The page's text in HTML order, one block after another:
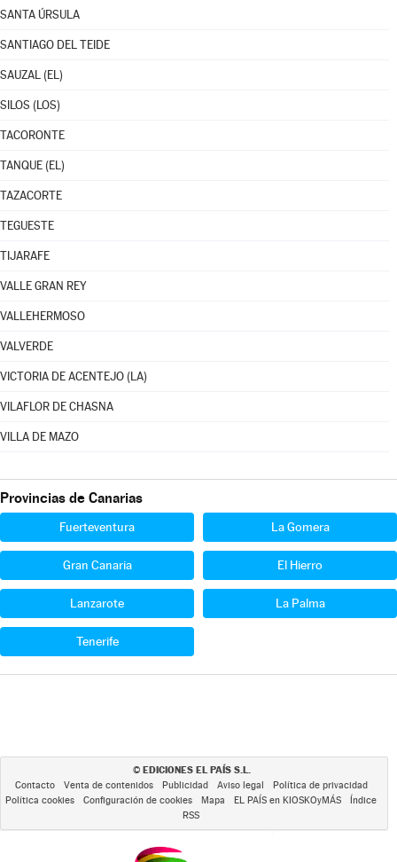
SANTA ÚRSULA
SANTIAGO DEL TEIDE
SAUZAL (EL)
SILOS (LOS)
TACORONTE
TANQUE (EL)
TAZACORTE
TEGUESTE
TIJARAFE
VALLE GRAN REY
VALLEHERMOSO
VALVERDE
VICTORIA DE ACENTEJO (LA)
VILAFLOR DE CHASNA
VILLA DE MAZO
Provincias de Canarias
Fuerteventura La Gomera
Gran Canaria El Hierro
Lanzarote La Palma
Tenerife
© EDICIONES EL PAÍS S.L.
Contacto Venta de contenidos Publicidad Aviso legal
Política de privacidad
Política cookies
Configuración de cookies Mapa EL PAÍS en KIOSKOyMÁS
Índice
RSS